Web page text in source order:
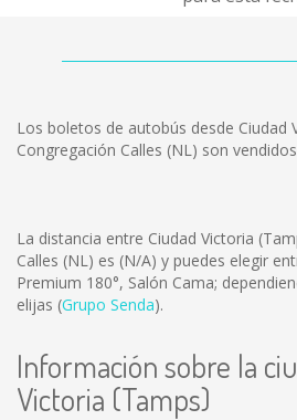
Los boletos de autobús desde Ciudad
Congregación Calles (NL) son
La distancia entre Ciudad Victoria
Calles (NL) es (N/A) y puedes elegir
Premium 180°, Salón Cama;
elijas (Grupo Senda).
Información sobre la
Victoria (Tamps)